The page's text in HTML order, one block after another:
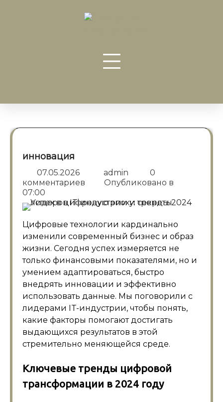
инновация
07.05.2026 admin
0
комментариев
Опубликовано в
07:00
Цифровые технологии кардинально
изменили современный бизнес и образ
жизни. Сегодня успех измеряется не
только финансовыми показателями, но и
умением адаптироваться, быстро
внедрять инновации и эффективно
использовать данные. Мы поговорили с
лидерами IT-индустрии, чтобы понять,
какие факторы помогают достигать
выдающихся результатов в этой
стремительно меняющейся среде.
Ключевые тренды цифровой
трансформации в 2024 году